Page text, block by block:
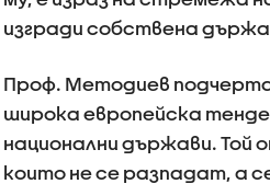
изгради собствена
Проф. Методиев
широка европейска
национални държави. Той
които не се разпадат, а